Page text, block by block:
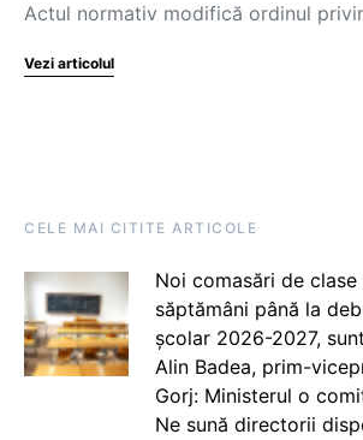
Actul normativ modifică ordinul
Vezi articolul
CELE MAI CITITE ARTICOLE
Noi comasări de
săptămâni până la
școlar 2026-2027,
Alin Badea, prim-
Gorj: Ministerul o
Ne sună directorii